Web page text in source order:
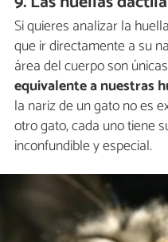
Si quieres analizar la
que ir directamente a su
área del cuerpo son
equivalente a nuestras
la nariz de un gato no es
otro gato, cada uno tiene
inconfundible y especial.